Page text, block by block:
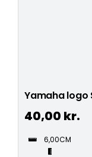
Yamaha logo
40,00 kr.
6,00CM